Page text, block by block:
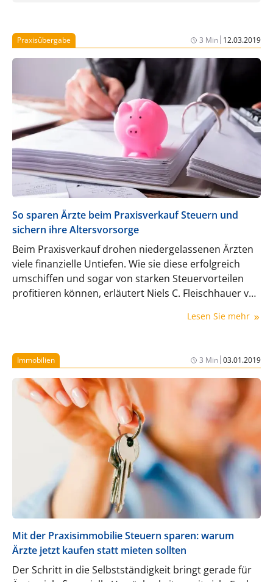
Reisen in Endemiegebiete oder beim Konsum
kontaminierter Lebensmittel weiterhin ein
relevantes Infektionsrisiko.
Praxisübergabe 3 Min| 12.03.2019
So sparen Ärzte beim Praxisverkauf Steuern und
sichern ihre Altersvorsorge
Beim Praxisverkauf drohen niedergelassenen Ärzten
viele finanzielle Untiefen. Wie sie diese erfolgreich
umschiffen und sogar von starken Steuervorteilen
profitieren können, erläutert Niels C. Fleischhauer von
Lesen Sie mehr
Immobilien 3 Min|03.01.2019
Mit der Praxisimmobilie Steuern sparen: warum
Ärzte jetzt kaufen statt mieten sollten
Der Schritt in die Selbstständigkeit bringt gerade für